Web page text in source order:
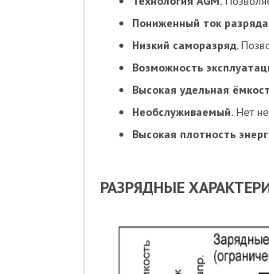
Пониженный ток
Низкий саморазряд.
Возможность
Высокая удельная
Необслуживаемый. Нет
Высокая плотность
РАЗРЯДНЫЕ